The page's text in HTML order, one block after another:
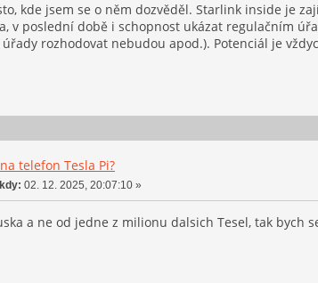
kde jsem se o něm dozvěděl. Starlink inside je
v poslední době i schopnost ukázat regulačním
rozhodovat nebudou apod.). Potenciál je
telefon Tesla Pi?
02. 12. 2025, 20:07:10 »
a ne od jedne z milionu dalsich Tesel, tak